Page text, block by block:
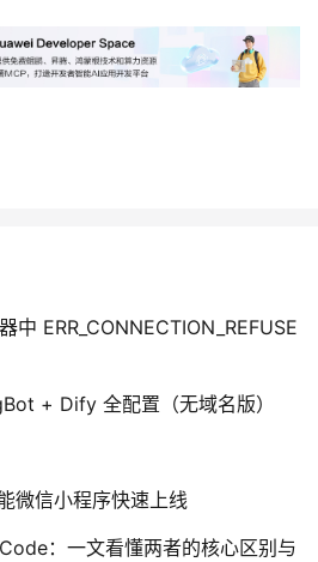
中 ERR_CONNECTION_REFUSE
+ Dify 全配置（无域名版）
微信小程序快速上线
：一文看懂两者的核心区别与